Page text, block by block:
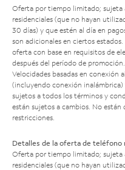
Oferta por tiempo limitado; sujeta
residenciales (que no hayan
30 días) y que estén al día en
son adicionales en ciertos estados.
oferta con base en requisitos de
después del período de
Velocidades basadas en conexión
(incluyendo conexión
sujetos a todos los términos y
están sujetos a cambios. No están
restricciones.
Detalles de la oferta de teléfono
Oferta por tiempo limitado; sujeta
residenciales (que no hayan